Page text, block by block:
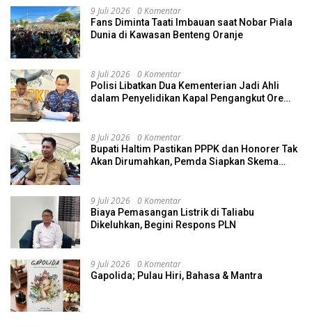
9 Juli 2026 0 Komentar
Fans Diminta Taati Imbauan saat Nobar Piala
Dunia di Kawasan Benteng Oranje
8 Juli 2026 0 Komentar
Polisi Libatkan Dua Kementerian Jadi Ahli
dalam Penyelidikan Kapal Pengangkut Ore
8 Juli 2026 0 Komentar
Bupati Haltim Pastikan PPPK dan Honorer Tak
Akan Dirumahkan, Pemda Siapkan Skema
9 Juli 2026 0 Komentar
Biaya Pemasangan Listrik di Taliabu
Dikeluhkan, Begini Respons PLN
9 Juli 2026 0 Komentar
Gapolida; Pulau Hiri, Bahasa & Mantra